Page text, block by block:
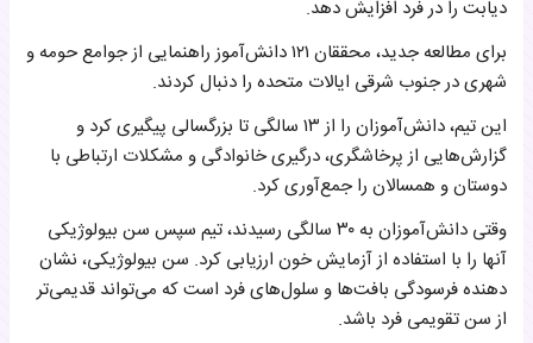
دیابت را در فرد افزایش دهد.
برای مطالعه جدید، محققان ۱۲۱ دانش‌آموز راهنمایی از جوامع حومه و
شهری در جنوب شرقی ایالات متحده را دنبال کردند.
این تیم، دانش‌آموزان را از ۱۳ سالگی تا بزرگسالی پیگیری کرد و
گزارش‌هایی از پرخاشگری، درگیری خانوادگی و مشکلات ارتباطی با
دوستان و همسالان را جمع‌آوری کرد.
وقتی دانش‌آموزان به ۳۰ سالگی رسیدند، تیم سپس سن بیولوژیکی
آنها را با استفاده از آزمایش خون ارزیابی کرد. سن بیولوژیکی، نشان
دهنده فرسودگی بافت‌ها و سلول‌های فرد است که می‌تواند قدیمی‌تر
از سن تقویمی فرد باشد.